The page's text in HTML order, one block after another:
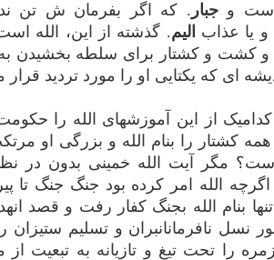
وجبار . که اگر بفرمان ش تن
یا عذاب الیم. گذشته از این، الله
و کشت و کشتار برای سلطه بخشیدن به
ای که یکتایی او را مورد تردید قرار
از این آموزشهای الله را حکومت
همه کشتار را بنام الله و بزرگی او
مگر آیت الله خمینی بدون در نظر
الله امر کرده بود جنگ جنگ تا
بنام الله بجنگ کفار رفت و قصد
نافرمانانبران و تسلیم ستیزان را
را تحت تیغ و تازیانه به تبعیت